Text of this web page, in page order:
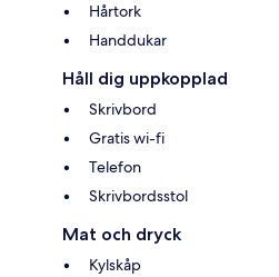
Hårtork
Handdukar
Håll dig uppkopplad
Skrivbord
Gratis wi-fi
Telefon
Skrivbordsstol
Mat och dryck
Kylskåp